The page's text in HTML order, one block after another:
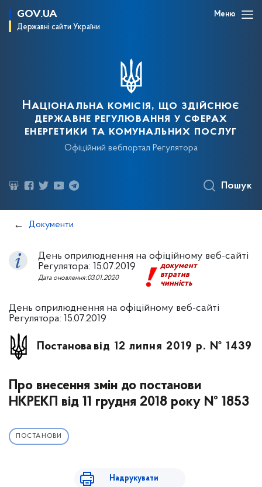
GOV.UA
Державні сайти України
Меню
Національна комісія, що здійснює
державне регулювання у сферах
енергетики та комунальних послуг
Офіційний вебпортал Регулятора
Пошук
Документи
День оприлюднення на офіційному веб-сайті
Регулятора: 15.07.2019
документ
втратив
чинність
Дата оновлення:03.01.2020
День оприлюднення на офіційному веб-сайті
Регулятора: 15.07.2019
Постанова від 12 липня 2019 р. № 1439
Про внесення змін до постанови
НКРЕКП від 11 грудня 2018 року № 1853
ПОСТАНОВИ
Надрукувати